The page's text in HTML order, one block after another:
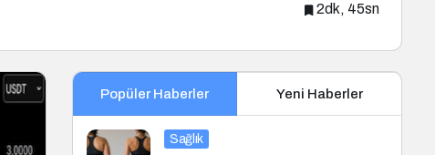
2dk, 45sn
Popüler Haberler Yeni Haberler
Sağlık